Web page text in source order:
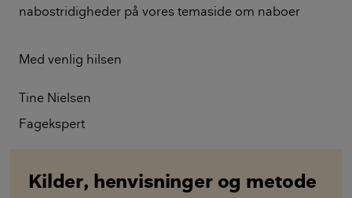
nabostridigheder på vores temaside om naboer
Med venlig hilsen
Tine Nielsen
Fagekspert
Kilder, henvisninger og metode